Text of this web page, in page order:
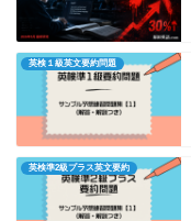
英検１級英文要約問題
英検準2級プラス英文要約